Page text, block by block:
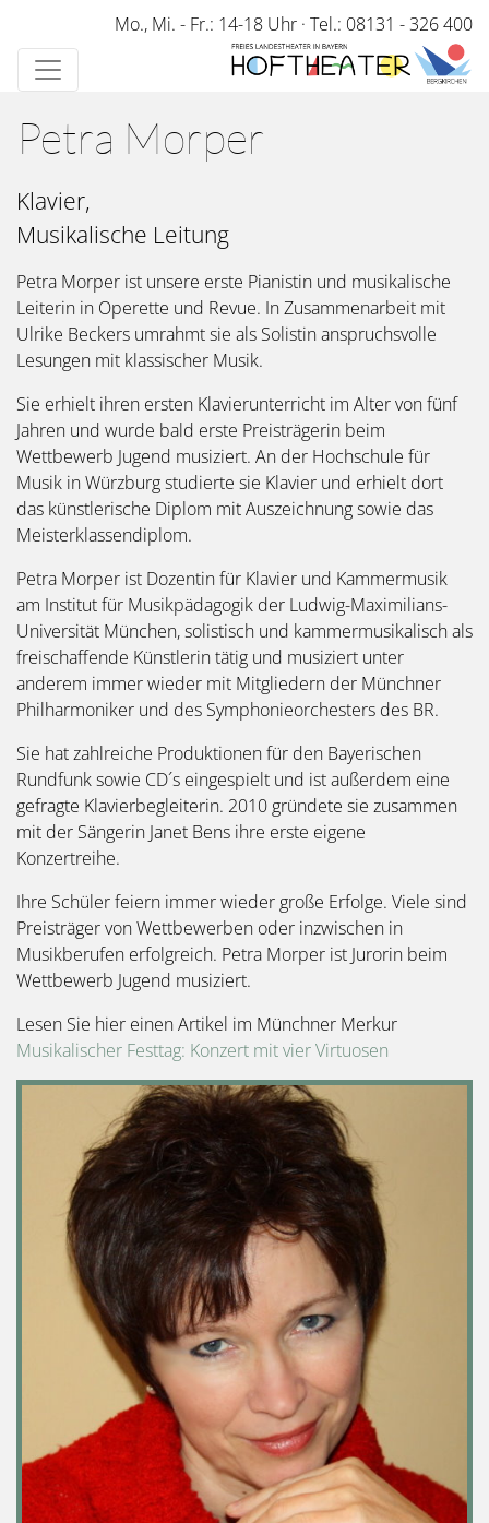
Direkt
zum
Inhalt
Mo., Mi. - Fr.: 14-18 Uhr · Tel.: 08131 - 326 400
Petra Morper
Klavier,
Musikalische Leitung
Petra Morper ist unsere erste Pianistin und musikalische
Leiterin in Operette und Revue. In Zusammenarbeit mit
Ulrike Beckers umrahmt sie als Solistin anspruchsvolle
Lesungen mit klassischer Musik.
Sie erhielt ihren ersten Klavierunterricht im Alter von fünf
Jahren und wurde bald erste Preisträgerin beim
Wettbewerb Jugend musiziert. An der Hochschule für
Musik in Würzburg studierte sie Klavier und erhielt dort
das künstlerische Diplom mit Auszeichnung sowie das
Meisterklassendiplom.
Petra Morper ist Dozentin für Klavier und Kammermusik
am Institut für Musikpädagogik der Ludwig-Maximilians-
Universität München, solistisch und kammermusikalisch als
freischaffende Künstlerin tätig und musiziert unter
anderem immer wieder mit Mitgliedern der Münchner
Philharmoniker und des Symphonieorchesters des BR.
Sie hat zahlreiche Produktionen für den Bayerischen
Rundfunk sowie CD´s eingespielt und ist außerdem eine
gefragte Klavierbegleiterin. 2010 gründete sie zusammen
mit der Sängerin Janet Bens ihre erste eigene
Konzertreihe.
Ihre Schüler feiern immer wieder große Erfolge. Viele sind
Preisträger von Wettbewerben oder inzwischen in
Musikberufen erfolgreich. Petra Morper ist Jurorin beim
Wettbewerb Jugend musiziert.
Lesen Sie hier einen Artikel im Münchner Merkur
Musikalischer Festtag: Konzert mit vier Virtuosen